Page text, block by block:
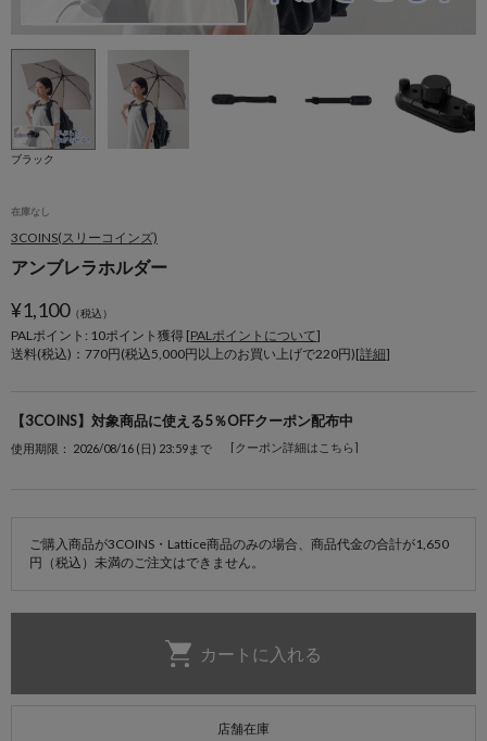
ブラック
在庫なし
3COINS(スリーコインズ)
アンブレラホルダー
¥1,100（税込）
PALポイント: 10ポイント獲得 [PALポイントについて]
送料(税込)：770円(税込5,000円以上のお買い上げで220円)[詳細]
【3COINS】対象商品に使える5％OFFクーポン配布中
使用期限： 2026/08/16 (日) 23:59まで [クーポン詳細はこちら]
ご購入商品が3COINS・Lattice商品のみの場合、商品代金の合計が1,650
円（税込）未満のご注文はできません。
店舗在庫